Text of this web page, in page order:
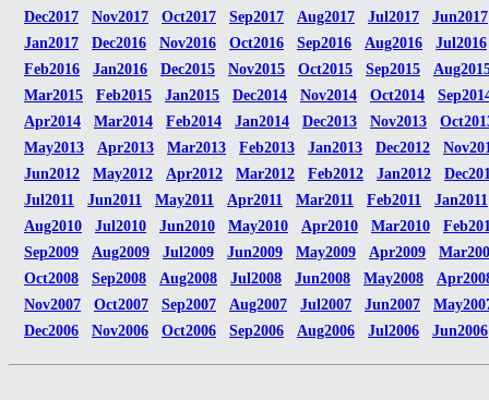
Dec2017
Nov2017 Oct2017 Sep2017 Aug2017 Jul2017
Jun2017
Jan2017
Dec2016 Nov2016 Oct2016 Sep2016 Aug2016
Jul2016
Feb2016
Jan2016 Dec2015 Nov2015 Oct2015 Sep2015
Mar2015
Feb2015 Jan2015 Dec2014 Nov2014 Oct2014
Apr2014
Mar2014 Feb2014 Jan2014 Dec2013 Nov2013
May2013
Apr2013 Mar2013 Feb2013 Jan2013 Dec2012
Jun2012
May2012 Apr2012 Mar2012 Feb2012 Jan2012
Jul2011
Jun2011 May2011 Apr2011 Mar2011 Feb2011
Jan2011
Aug2010
Jul2010 Jun2010 May2010 Apr2010 Mar2010
Sep2009
Aug2009 Jul2009 Jun2009 May2009 Apr2009
Oct2008
Sep2008 Aug2008 Jul2008 Jun2008 May2008
Nov2007
Oct2007 Sep2007 Aug2007 Jul2007 Jun2007
Dec2006
Nov2006 Oct2006 Sep2006 Aug2006 Jul2006 Jun2006